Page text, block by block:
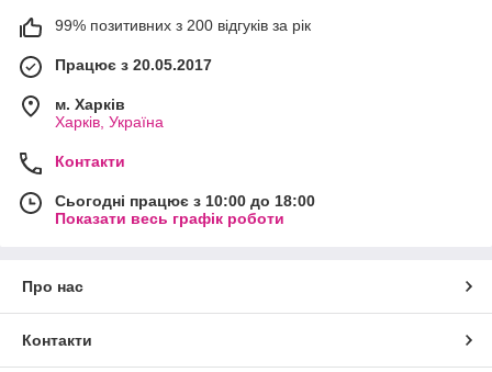
99% позитивних з 200 відгуків за рік
Працює з 20.05.2017
м. Харків
Харків, Україна
Контакти
Сьогодні працює з 10:00 до 18:00
Показати весь графік роботи
Про нас
Контакти